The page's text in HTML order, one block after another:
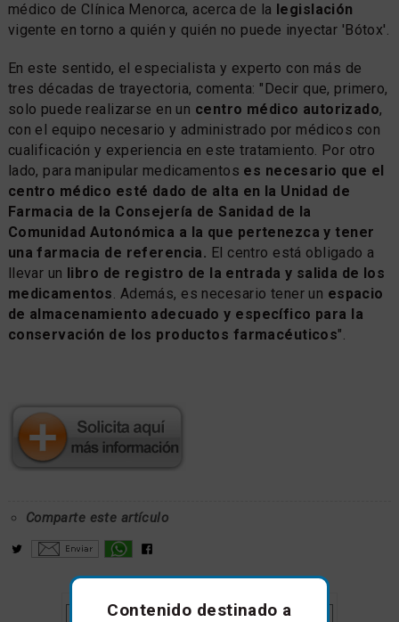
médico de Clínica Menorca, acerca de la legislación
vigente en torno a quién y quién no puede inyectar 'Bótox'.
En este sentido, el especialista y experto con más de
tres décadas de trayectoria, comenta: "Decir que, primero,
solo puede realizarse en un centro médico autorizado,
con el equipo necesario y administrado por médicos con
cualificación y experiencia en este tratamiento. Por otro
lado, para manipular medicamentos es necesario que el
centro médico esté dado de alta en la Unidad de
Farmacia de la Consejería de Sanidad de la
Comunidad Autonómica a la que pertenezca y tener
una farmacia de referencia. El centro está obligado a
llevar un libro de registro de la entrada y salida de los
medicamentos. Además, es necesario tener un espacio
de almacenamiento adecuado y específico para la
conservación de los productos farmacéuticos".
Comparte este artículo
Contenido destinado a